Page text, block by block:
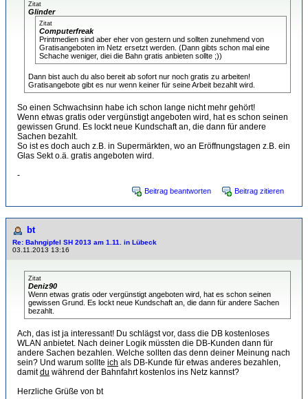
Zitat
Glinder
Zitat
Computerfreak
Printmedien sind aber eher von gestern und sollten zunehmend von
Gratisangeboten im Netz ersetzt werden. (Dann gibts schon mal eine
Schache weniger, diei die Bahn gratis anbieten sollte ;))
Dann bist auch du also bereit ab sofort nur noch gratis zu arbeiten!
Gratisangebote gibt es nur wenn keiner für seine Arbeit bezahlt wird.
So einen Schwachsinn habe ich schon lange nicht mehr gehört!
Wenn etwas gratis oder vergünstigt angeboten wird, hat es schon seinen
gewissen Grund. Es lockt neue Kundschaft an, die dann für andere
Sachen bezahlt.
So ist es doch auch z.B. in Supermärkten, wo an Eröffnungstagen z.B. ein
Glas Sekt o.ä. gratis angeboten wird.
-
Beitrag beantworten Beitrag zitieren
bt
Re: Bahngipfel SH 2013 am 1.11. in Lübeck
03.11.2013 13:16
Zitat
Deniz90
Wenn etwas gratis oder vergünstigt angeboten wird, hat es schon seinen
gewissen Grund. Es lockt neue Kundschaft an, die dann für andere Sachen
bezahlt.
Ach, das ist ja interessant! Du schlägst vor, dass die DB kostenloses
WLAN anbietet. Nach deiner Logik müssten die DB-Kunden dann für
andere Sachen bezahlen. Welche sollten das denn deiner Meinung nach
sein? Und warum sollte ich als DB-Kunde für etwas anderes bezahlen,
damitdu während der Bahnfahrt kostenlos ins Netz kannst?
Herzliche Grüße von bt